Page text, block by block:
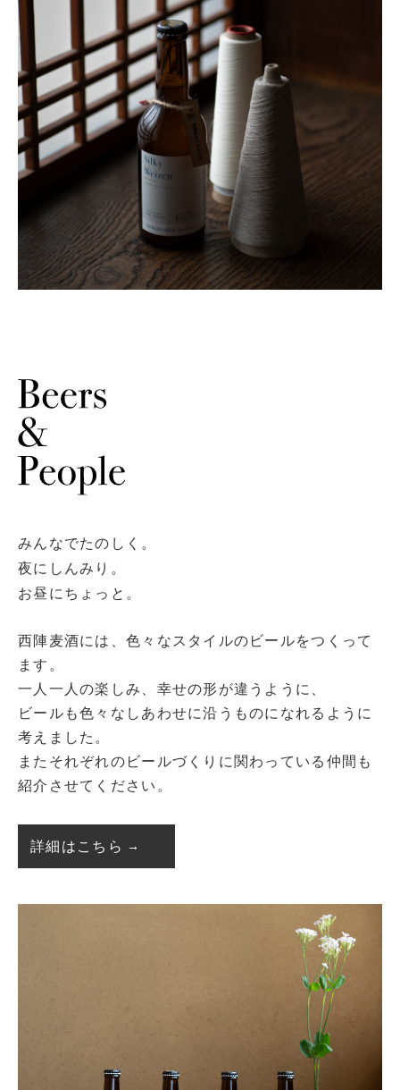
みんなでたのしく。
夜にしんみり。
お昼にちょっと。
西陣麦酒には、色々なスタイルのビールをつくって
ます。
一人一人の楽しみ、幸せの形が違うように、
ビールも色々なしあわせに沿うものになれるように
考えました。
またそれぞれのビールづくりに関わっている仲間も
紹介させてください。
詳細はこちら